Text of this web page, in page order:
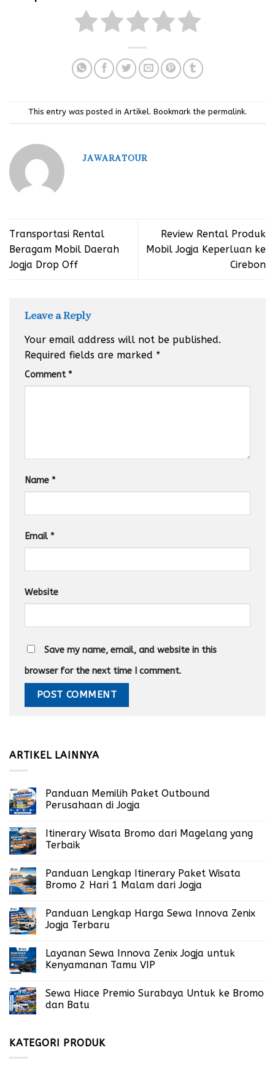
This entry was posted in Artikel. Bookmark the permalink.
JAWARATOUR
Transportasi Rental
Beragam Mobil Daerah
Jogja Drop Off
Review Rental Produk
Mobil Jogja Keperluan ke
Cirebon
Leave a Reply
Your email address will not be published.
Required fields are marked *
Comment *
Name *
Email *
Website
Save my name, email, and website in this
browser for the next time I comment.
ARTIKEL LAINNYA
Panduan Memilih Paket Outbound
Perusahaan di Jogja
Itinerary Wisata Bromo dari Magelang yang
Terbaik
Panduan Lengkap Itinerary Paket Wisata
Bromo 2 Hari 1 Malam dari Jogja
Panduan Lengkap Harga Sewa Innova Zenix
Jogja Terbaru
Layanan Sewa Innova Zenix Jogja untuk
Kenyamanan Tamu VIP
Sewa Hiace Premio Surabaya Untuk ke Bromo
dan Batu
KATEGORI PRODUK